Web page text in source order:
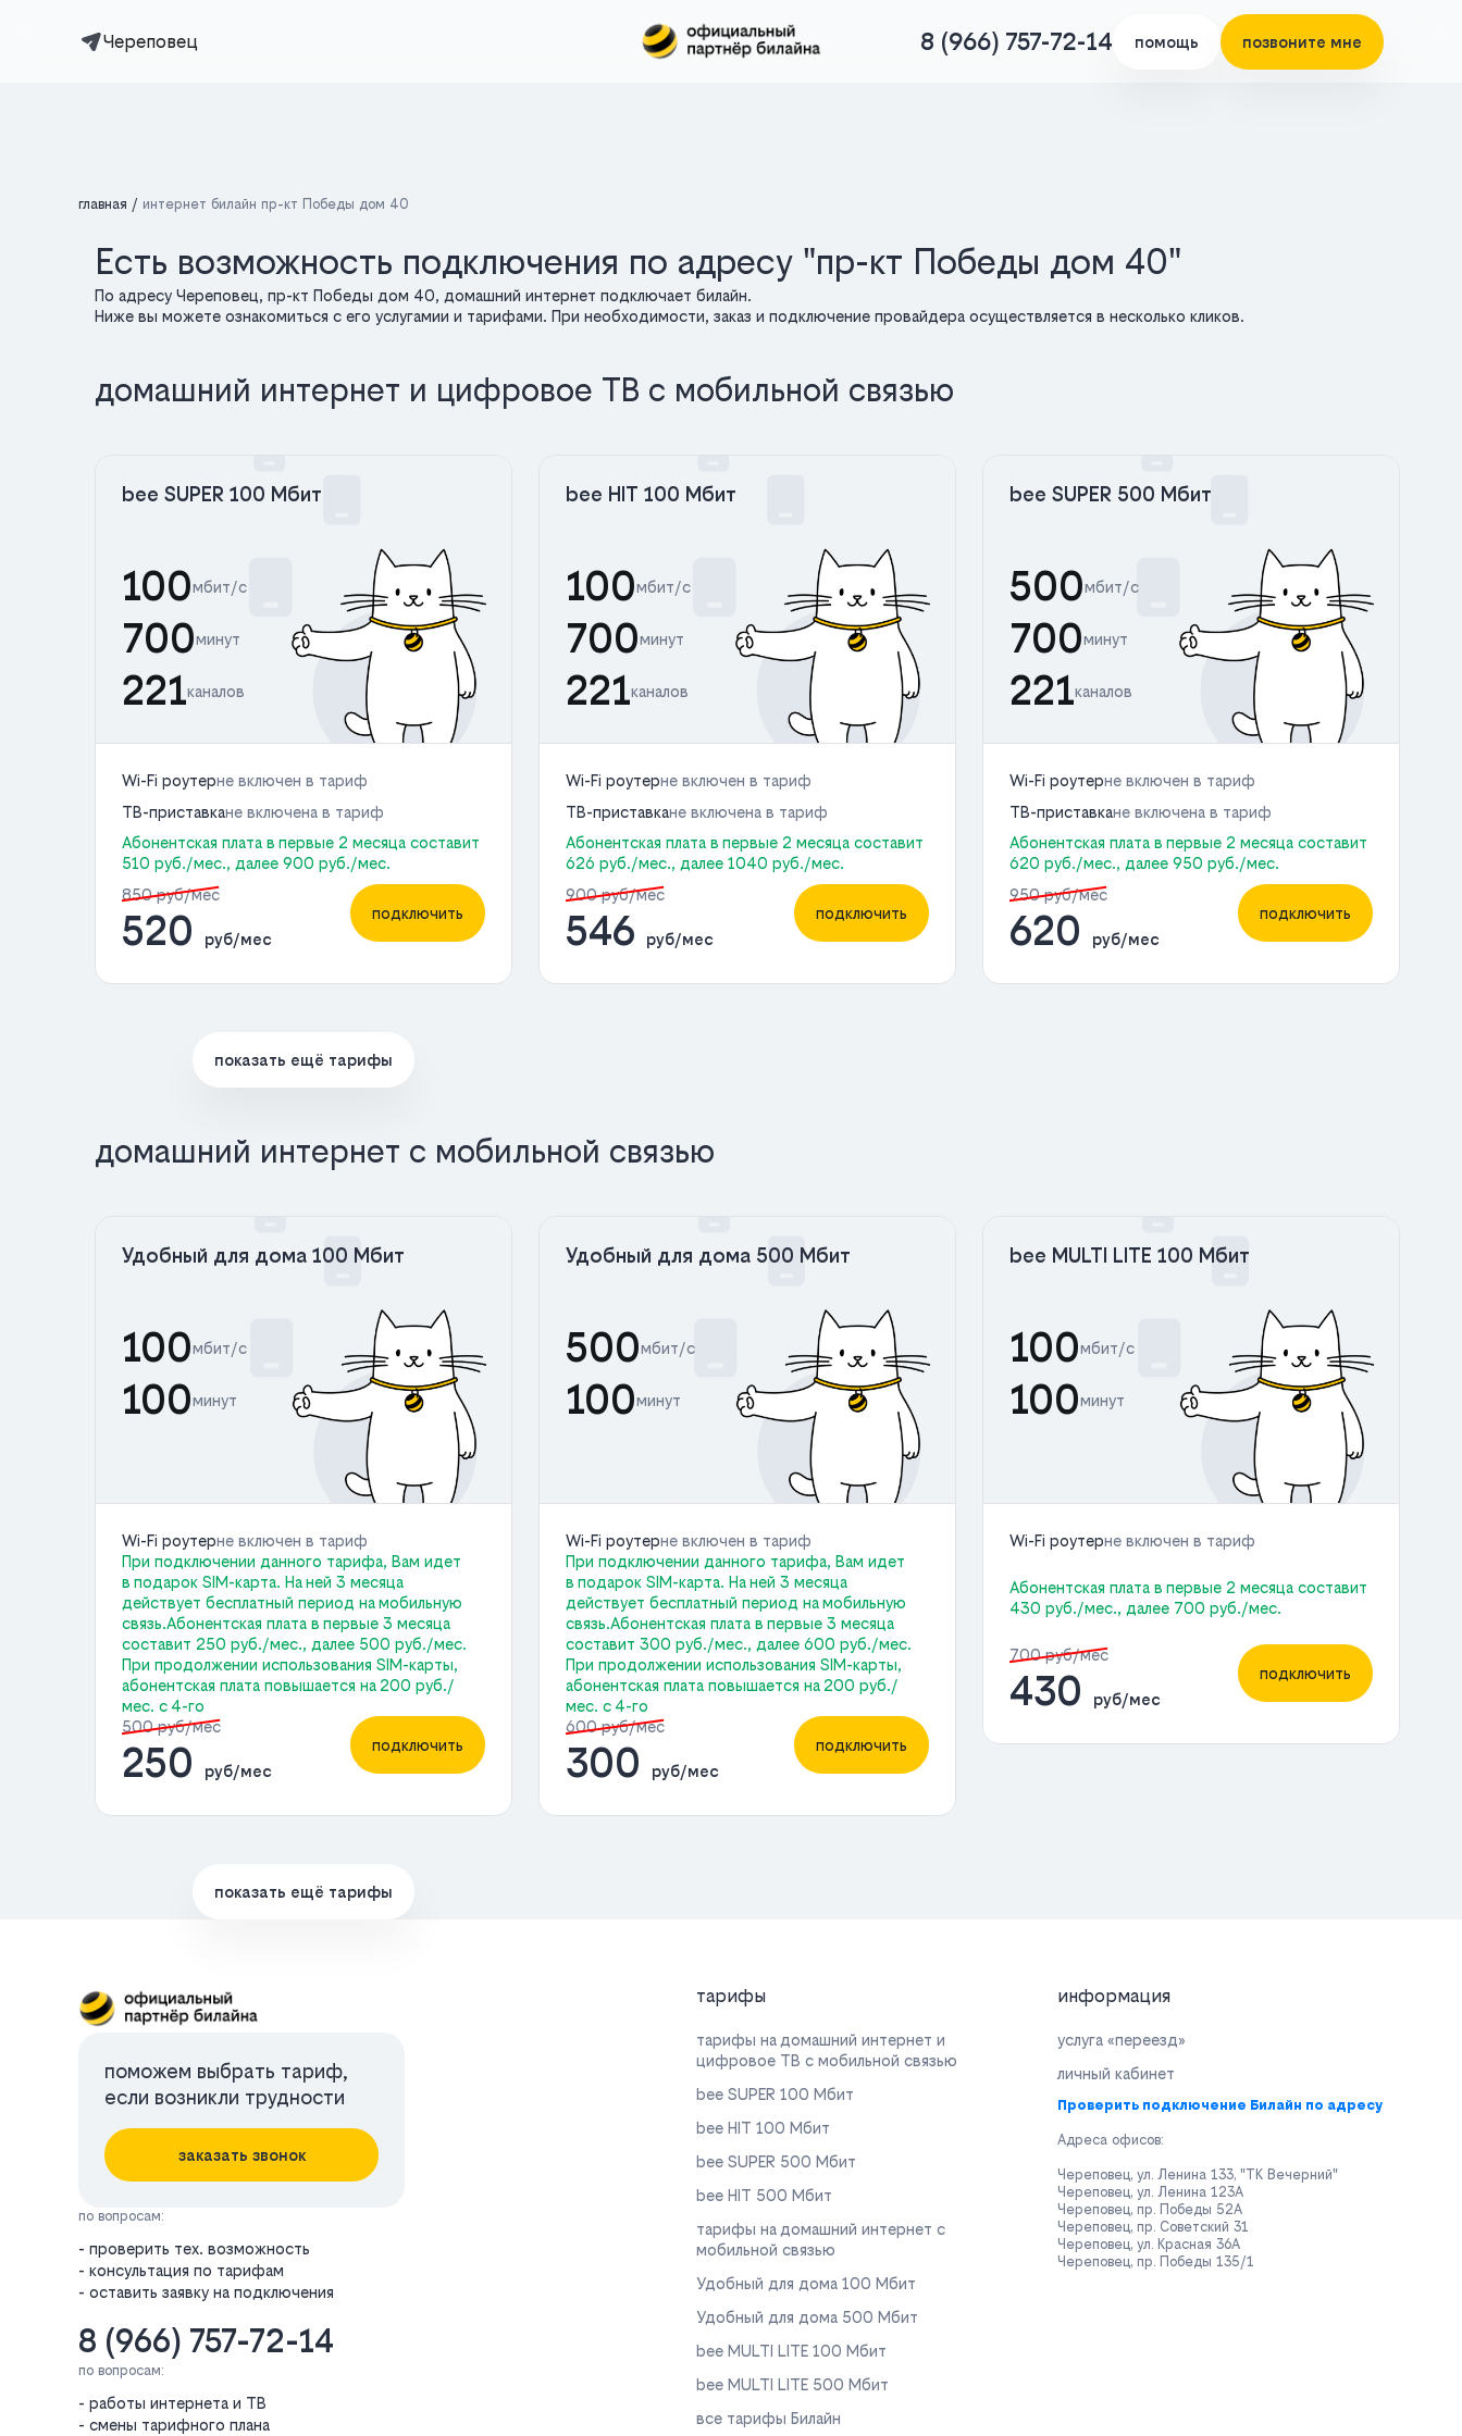
Череповец 8 (966) 757-72-14 помощь позвоните мне
главная интернет билайн пр-кт Победы дом 40
Есть возможность подключения по адресу "пр-кт Победы дом 40"
По адресу Череповец, пр-кт Победы дом 40, домашний интернет подключает билайн.
Ниже вы можете ознакомиться с его услугамии и тарифами. При необходимости, заказ и подключение провайдера осуществляется в несколько кликов.
домашний интернет и цифровое ТВ с мобильной связью
bee SUPER 100 Мбит
100мбит/с
700минут
221каналов
Wi-Fi роутерне включен в тариф
ТВ-приставкане включена в тариф
Абонентская плата в первые 2 месяца составит
510 руб./мес., далее 900 руб./мес.
850 руб/мес
520 руб/мес
подключить
bee HIT 100 Мбит
100мбит/с
700минут
221каналов
Wi-Fi роутерне включен в тариф
ТВ-приставкане включена в тариф
Абонентская плата в первые 2 месяца составит
626 руб./мес., далее 1040 руб./мес.
900 руб/мес
546 руб/мес
подключить
bee SUPER 500 Мбит
500мбит/с
700минут
221каналов
Wi-Fi роутерне включен в тариф
ТВ-приставкане включена в тариф
Абонентская плата в первые 2 месяца составит
620 руб./мес., далее 950 руб./мес.
950 руб/мес
620 руб/мес
подключить
показать ещё тарифы
домашний интернет с мобильной связью
Удобный для дома 100 Мбит
100мбит/с
100минут
Wi-Fi роутерне включен в тариф
При подключении данного тарифа, Вам идет
в подарок SIM-карта. На ней 3 месяца
действует бесплатный период на мобильную
связь.Абонентская плата в первые 3 месяца
составит 250 руб./мес., далее 500 руб./мес.
При продолжении использования SIM-карты,
абонентская плата повышается на 200 руб./
мес. с 4-го
500 руб/мес
250 руб/мес
подключить
Удобный для дома 500 Мбит
500мбит/с
100минут
Wi-Fi роутерне включен в тариф
При подключении данного тарифа, Вам идет
в подарок SIM-карта. На ней 3 месяца
действует бесплатный период на мобильную
связь.Абонентская плата в первые 3 месяца
составит 300 руб./мес., далее 600 руб./мес.
При продолжении использования SIM-карты,
абонентская плата повышается на 200 руб./
мес. с 4-го
600 руб/мес
300 руб/мес
подключить
bee MULTI LITE 100 Мбит
100мбит/с
100минут
Wi-Fi роутерне включен в тариф
Абонентская плата в первые 2 месяца составит
430 руб./мес., далее 700 руб./мес.
700 руб/мес
430 руб/мес
подключить
показать ещё тарифы
поможем выбрать тариф,
если возникли трудности
заказать звонок
по вопросам:
- проверить тех. возможность
- консультация по тарифам
- оставить заявку на подключения
8 (966) 757-72-14
по вопросам:
- работы интернета и ТВ
- смены тарифного плана
тарифы
тарифы на домашний интернет и
цифровое ТВ с мобильной связью
bee SUPER 100 Мбит
bee HIT 100 Мбит
bee SUPER 500 Мбит
bee HIT 500 Мбит
тарифы на домашний интернет с
мобильной связью
Удобный для дома 100 Мбит
Удобный для дома 500 Мбит
bee MULTI LITE 100 Мбит
bee MULTI LITE 500 Мбит
все тарифы Билайн
информация
услуга «переезд»
личный кабинет
Проверить подключение Билайн по адресу
Адреса офисов:
Череповец, ул. Ленина 133, "ТК Вечерний"
Череповец, ул. Ленина 123А
Череповец, пр. Победы 52А
Череповец, пр. Советский 31
Череповец, ул. Красная 36А
Череповец, пр. Победы 135/1